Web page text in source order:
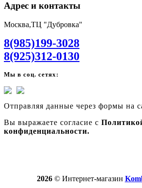
Адрес и контакты
Москва,ТЦ "Дубровка"
8(985)199-3028
8(925)312-0130
Мы в соц. сетях:
Отправляя данные через формы на
Вы выражаете согласие с
конфиденциальности.
2026© Интернет-магазин